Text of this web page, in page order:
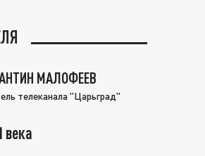
МАЛОФЕЕВ
телеканала "Царьград"
века